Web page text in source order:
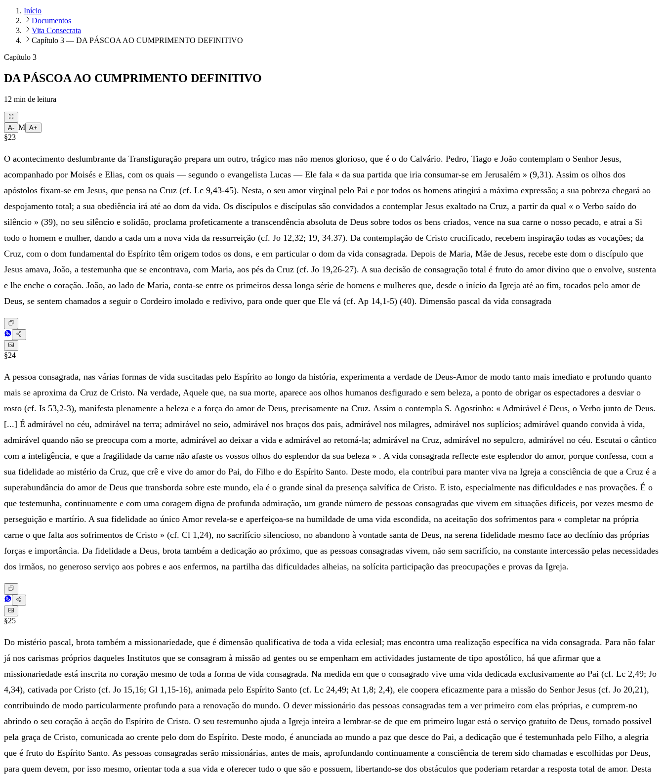
Início
Documentos
Vita Consecrata
Capítulo 3 — DA PÁSCOA AO CUMPRIMENTO DEFINITIVO
Capítulo 3
DA PÁSCOA AO CUMPRIMENTO DEFINITIVO
12 min de leitura
A- M A+
§23
O acontecimento deslumbrante da Transfiguração prepara um outro, trágico mas não menos glorioso, que é o do Calvário. Pedro, Tiago e João contemplam o Senhor Jesus,
acompanhado por Moisés e Elias, com os quais — segundo o evangelista Lucas — Ele fala « da sua partida que iria consumar-se em Jerusalém » (9,31). Assim os olhos dos
apóstolos fixam-se em Jesus, que pensa na Cruz (cf. Lc 9,43-45). Nesta, o seu amor virginal pelo Pai e por todos os homens atingirá a máxima expressão; a sua pobreza chegará ao
despojamento total; a sua obediência irá até ao dom da vida. Os discípulos e discípulas são convidados a contemplar Jesus exaltado na Cruz, a partir da qual « o Verbo saído do
silêncio » (39), no seu silêncio e solidão, proclama profeticamente a transcendência absoluta de Deus sobre todos os bens criados, vence na sua carne o nosso pecado, e atrai a Si
todo o homem e mulher, dando a cada um a nova vida da ressurreição (cf. Jo 12,32; 19, 34.37). Da contemplação de Cristo crucificado, recebem inspiração todas as vocações; da
Cruz, com o dom fundamental do Espírito têm origem todos os dons, e em particular o dom da vida consagrada. Depois de Maria, Mãe de Jesus, recebe este dom o discípulo que
Jesus amava, João, a testemunha que se encontrava, com Maria, aos pés da Cruz (cf. Jo 19,26-27). A sua decisão de consagração total é fruto do amor divino que o envolve, sustenta
e lhe enche o coração. João, ao lado de Maria, conta-se entre os primeiros dessa longa série de homens e mulheres que, desde o início da Igreja até ao fim, tocados pelo amor de
Deus, se sentem chamados a seguir o Cordeiro imolado e redivivo, para onde quer que Ele vá (cf. Ap 14,1-5) (40). Dimensão pascal da vida consagrada
§24
A pessoa consagrada, nas várias formas de vida suscitadas pelo Espírito ao longo da história, experimenta a verdade de Deus-Amor de modo tanto mais imediato e profundo quanto
mais se aproxima da Cruz de Cristo. Na verdade, Aquele que, na sua morte, aparece aos olhos humanos desfigurado e sem beleza, a ponto de obrigar os espectadores a desviar o
rosto (cf. Is 53,2-3), manifesta plenamente a beleza e a força do amor de Deus, precisamente na Cruz. Assim o contempla S. Agostinho: « Admirável é Deus, o Verbo junto de Deus.
[...] É admirável no céu, admirável na terra; admirável no seio, admirável nos braços dos pais, admirável nos milagres, admirável nos suplícios; admirável quando convida à vida,
admirável quando não se preocupa com a morte, admirável ao deixar a vida e admirável ao retomá-la; admirável na Cruz, admirável no sepulcro, admirável no céu. Escutai o cântico
com a inteligência, e que a fragilidade da carne não afaste os vossos olhos do esplendor da sua beleza » . A vida consagrada reflecte este esplendor do amor, porque confessa, com a
sua fidelidade ao mistério da Cruz, que crê e vive do amor do Pai, do Filho e do Espírito Santo. Deste modo, ela contribui para manter viva na Igreja a consciência de que a Cruz é a
superabundância do amor de Deus que transborda sobre este mundo, ela é o grande sinal da presença salvífica de Cristo. E isto, especialmente nas dificuldades e nas provações. É o
que testemunha, continuamente e com uma coragem digna de profunda admiração, um grande número de pessoas consagradas que vivem em situações difíceis, por vezes mesmo de
perseguição e martírio. A sua fidelidade ao único Amor revela-se e aperfeiçoa-se na humildade de uma vida escondida, na aceitação dos sofrimentos para « completar na própria
carne o que falta aos sofrimentos de Cristo » (cf. Cl 1,24), no sacrifício silencioso, no abandono à vontade santa de Deus, na serena fidelidade mesmo face ao declínio das próprias
forças e importância. Da fidelidade a Deus, brota também a dedicação ao próximo, que as pessoas consagradas vivem, não sem sacrifício, na constante intercessão pelas necessidades
dos irmãos, no generoso serviço aos pobres e aos enfermos, na partilha das dificuldades alheias, na solícita participação das preocupações e provas da Igreja.
§25
Do mistério pascal, brota também a missionariedade, que é dimensão qualificativa de toda a vida eclesial; mas encontra uma realização específica na vida consagrada. Para não falar
já nos carismas próprios daqueles Institutos que se consagram à missão ad gentes ou se empenham em actividades justamente de tipo apostólico, há que afirmar que a
missionariedade está inscrita no coração mesmo de toda a forma de vida consagrada. Na medida em que o consagrado vive uma vida dedicada exclusivamente ao Pai (cf. Lc 2,49; Jo
4,34), cativada por Cristo (cf. Jo 15,16; Gl 1,15-16), animada pelo Espírito Santo (cf. Lc 24,49; At 1,8; 2,4), ele coopera eficazmente para a missão do Senhor Jesus (cf. Jo 20,21),
contribuindo de modo particularmente profundo para a renovação do mundo. O dever missionário das pessoas consagradas tem a ver primeiro com elas próprias, e cumprem-no
abrindo o seu coração à acção do Espírito de Cristo. O seu testemunho ajuda a Igreja inteira a lembrar-se de que em primeiro lugar está o serviço gratuito de Deus, tornado possível
pela graça de Cristo, comunicada ao crente pelo dom do Espírito. Deste modo, é anunciada ao mundo a paz que desce do Pai, a dedicação que é testemunhada pelo Filho, a alegria
que é fruto do Espírito Santo. As pessoas consagradas serão missionárias, antes de mais, aprofundando continuamente a consciência de terem sido chamadas e escolhidas por Deus,
para quem devem, por isso mesmo, orientar toda a sua vida e oferecer tudo o que são e possuem, libertando-se dos obstáculos que poderiam retardar a resposta total de amor. Desta